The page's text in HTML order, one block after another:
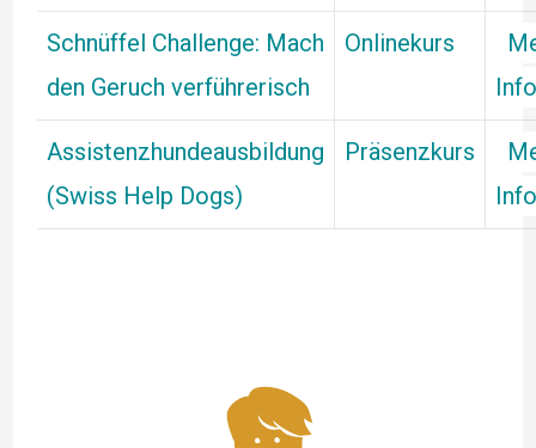
Schnüffel Challenge: Mach
den Geruch verführerisch
Onlinekurs
Assistenzhundeausbildung
(Swiss Help Dogs)
Präsenzkurs